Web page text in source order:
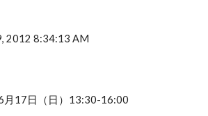
2012 8:34:13 AM
月17日（日）13:30-16:00